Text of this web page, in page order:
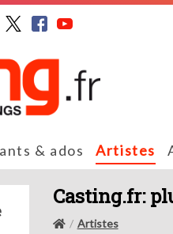
& ados Artistes
Casting.fr:
Artistes